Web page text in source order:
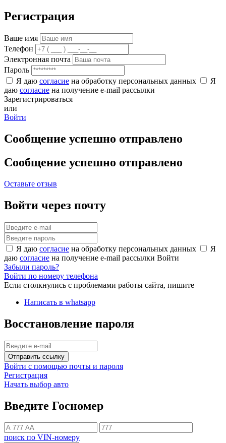
Регистрация
Ваше имя
Телефон
Электронная почта
Пароль
Я даю согласие на обработку персональных данных
Я
даю согласие на получение e-mail рассылки
Зарегистрироваться
или
Войти
Сообщение успешно отправлено
Сообщение успешно отправлено
Оставьте отзыв
Войти через почту
Я даю согласие на обработку персональных данных
Я
даю согласие на получение e-mail рассылки Войти
Забыли пароль?
Войти по номеру телефона
Если столкнулись с проблемами работы сайта, пишите
Написать в whatsapp
Восстановление пароля
Отправить ссылку
Войти с помощью почты и пароля
Регистрация
Начать выбор авто
Введите Госномер
поиск по VIN-номеру